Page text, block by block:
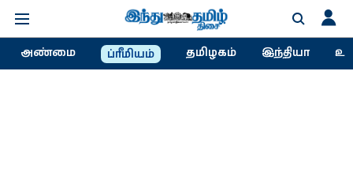
அண்மை ப்ரீமியம் தமிழகம் இந்தியா